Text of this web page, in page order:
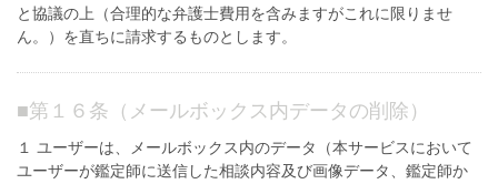
と協議の上（合理的な弁護士費用を含みますがこれに限りませ
ん。）を直ちに請求するものとします。
■第１６条（メールボックス内データの削除）
１ ユーザーは、メールボックス内のデータ（本サービスにおいて
ユーザーが鑑定師に送信した相談内容及び画像データ、鑑定師か